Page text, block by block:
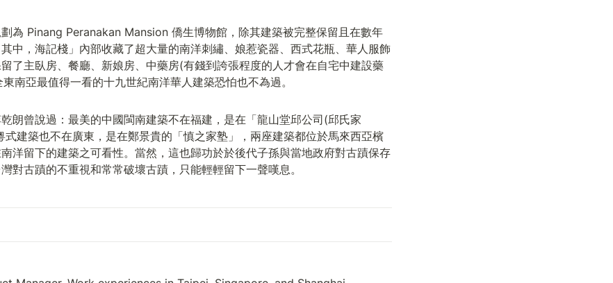
為 Pinang Peranakan Mansion 僑生博物館，除其建築被完整保留且在數年
中，海記棧」內部收藏了超大量的南洋刺繡、娘惹瓷器、西式花瓶、華人服飾
了主臥房、餐廳、新娘房、中藥房(有錢到誇張程度的人才會在自宅中建設藥
南亞最值得一看的十九世紀南洋華人建築恐怕也不為過。
朗曾說過：最美的中國閩南建築不在福建，是在「龍山堂邱公司(邱氏家
式建築也不在廣東，是在鄭景貴的「慎之家塾」，兩座建築都位於馬來西亞檳
洋留下的建築之可看性。當然，這也歸功於於後代子孫與當地政府對古蹟保存
對古蹟的不重視和常常破壞古蹟，只能輕輕留下一聲嘆息。